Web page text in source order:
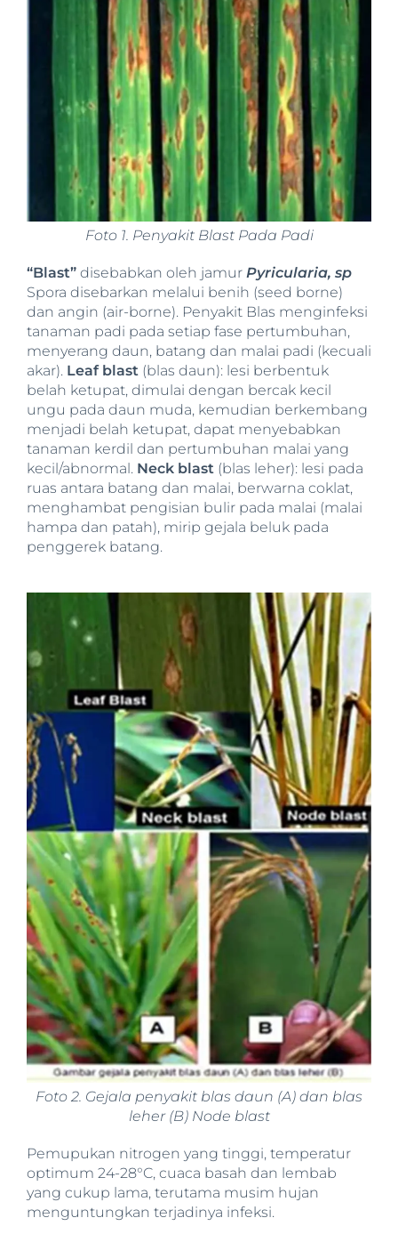
Foto 1. Penyakit Blast Pada Padi
“Blast” disebabkan oleh jamur Pyricularia, sp
Spora disebarkan melalui benih (seed borne)
dan angin (air-borne). Penyakit Blas menginfeksi
tanaman padi pada setiap fase pertumbuhan,
menyerang daun, batang dan malai padi (kecuali
akar). Leaf blast (blas daun): lesi berbentuk
belah ketupat, dimulai dengan bercak kecil
ungu pada daun muda, kemudian berkembang
menjadi belah ketupat, dapat menyebabkan
tanaman kerdil dan pertumbuhan malai yang
kecil/abnormal. Neck blast (blas leher): lesi pada
ruas antara batang dan malai, berwarna coklat,
menghambat pengisian bulir pada malai (malai
hampa dan patah), mirip gejala beluk pada
penggerek batang.
Foto 2. Gejala penyakit blas daun (A) dan blas
leher (B) Node blast
Pemupukan nitrogen yang tinggi, temperatur
optimum 24-28°C, cuaca basah dan lembab
yang cukup lama, terutama musim hujan
menguntungkan terjadinya infeksi.